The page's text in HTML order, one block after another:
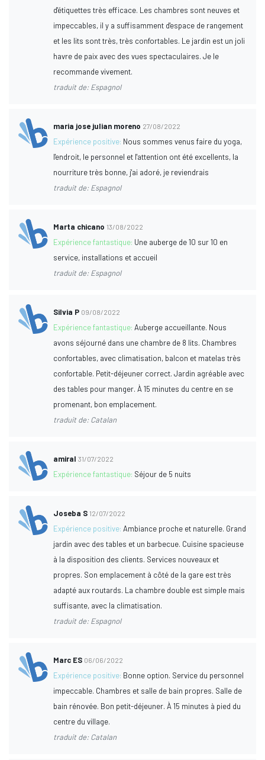
d'étiquettes très efficace. Les chambres sont neuves et
impeccables, il y a suffisamment d'espace de rangement
et les lits sont très, très confortables. Le jardin est un joli
havre de paix avec des vues spectaculaires. Je le
recommande vivement.
traduit de: Espagnol
maria jose julian moreno 27/08/2022
Expérience positive: Nous sommes venus faire du yoga,
l'endroit, le personnel et l'attention ont été excellents, la
nourriture très bonne, j'ai adoré, je reviendrais
traduit de: Espagnol
Marta chicano 13/08/2022
Expérience fantastique: Une auberge de 10 sur 10 en
service, installations et accueil
traduit de: Espagnol
Silvia P 09/08/2022
Expérience fantastique:Auberge accueillante. Nous
avons séjourné dans une chambre de 8 lits. Chambres
confortables, avec climatisation, balcon et matelas très
confortable. Petit-déjeuner correct. Jardin agréable avec
des tables pour manger. À 15 minutes du centre en se
promenant, bon emplacement.
traduit de: Catalan
amiral 31/07/2022
Expérience fantastique: Séjour de 5 nuits
Joseba S 12/07/2022
Expérience positive:Ambiance proche et naturelle. Grand
jardin avec des tables et un barbecue. Cuisine spacieuse
à la disposition des clients. Services nouveaux et
propres. Son emplacement à côté de la gare est très
adapté aux routards. La chambre double est simple mais
suffisante, avec la climatisation.
traduit de: Espagnol
Marc ES 06/06/2022
Expérience positive: Bonne option. Service du personnel
impeccable. Chambres et salle de bain propres. Salle de
bain rénovée. Bon petit-déjeuner. À 15 minutes à pied du
centre du village.
traduit de: Catalan